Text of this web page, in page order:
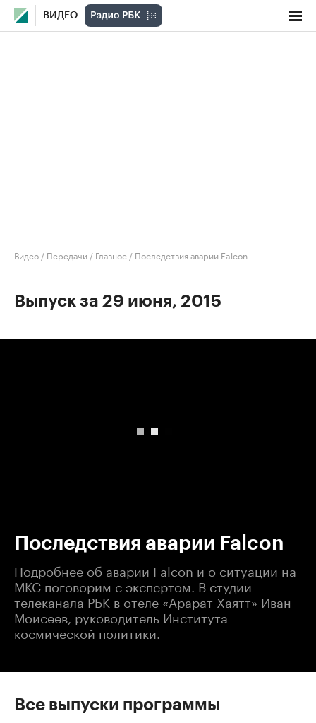
ВИДЕО
Видео / Передачи / Главное / Последствия аварии Falcon
Выпуск за 29 июня, 2015
Последствия аварии Falcon
Подробнее об аварии Falcon и о ситуации на
МКС поговорим с экспертом. В студии
телеканала РБК в отеле «Арарат Хаятт» Иван
Моисеев, руководитель Института
космической политики.
Все выпуски программы